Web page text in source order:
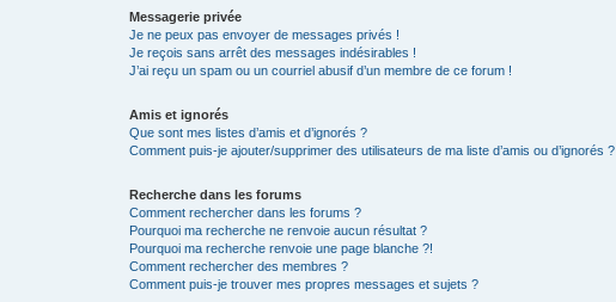
Messagerie privée
Je ne peux pas envoyer de messages privés !
Je reçois sans arrêt des messages indésirables !
J’ai reçu un spam ou un courriel abusif d’un membre de ce forum !
Amis et ignorés
Que sont mes listes d’amis et d’ignorés ?
Comment puis-je ajouter/supprimer des utilisateurs de ma liste d’amis ou d’ignorés ?
Recherche dans les forums
Comment rechercher dans les forums ?
Pourquoi ma recherche ne renvoie aucun résultat ?
Pourquoi ma recherche renvoie une page blanche ?!
Comment rechercher des membres ?
Comment puis-je trouver mes propres messages et sujets ?